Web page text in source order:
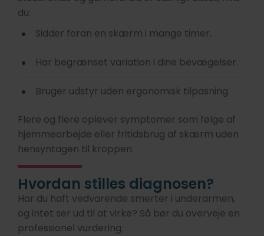
du:
Sidder foran en skærm i mange timer.
Har begrænset variation i dine bevægelser.
Bruger udstyr uden ergonomisk tilpasning.
Flere og flere oplever symptomer som følge af
hjemmearbejde eller fritidsbrug af skærm uden
hensyntagen til kroppen.
Hvordan stilles diagnosen?
Har du haft vedvarende smerter i underarmen,
og intet ser ud til at virke? Så bør du overveje en
professionel vurdering.